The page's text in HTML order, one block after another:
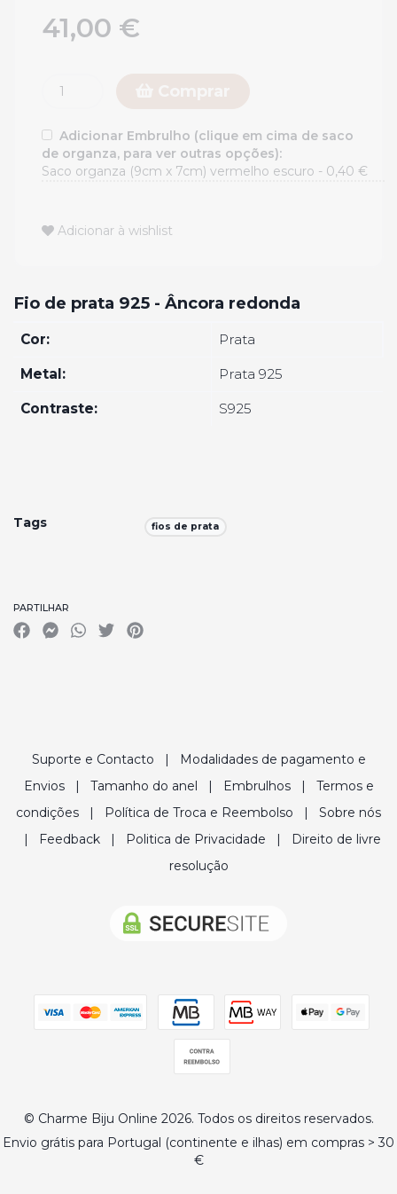
41,00 €
Adicionar Embrulho (clique em cima de saco
de organza, para ver outras opções):
Adicionar à wishlist
Fio de prata 925 - Âncora redonda
Cor: Prata
Metal: Prata 925
Contraste: S925
Tags fios de prata
PARTILHAR
Suporte e Contacto |
Modalidades de pagamento e
Envios| Tamanho do anel | Embrulhos| Termos e
condições | Política de Troca e Reembolso | Sobre nós
|
Feedback| Politica de Privacidade |
Direito de livre
resolução
© Charme Biju Online 2026. Todos os direitos reservados.
Envio grátis para Portugal (continente e ilhas) em compras > 30
€